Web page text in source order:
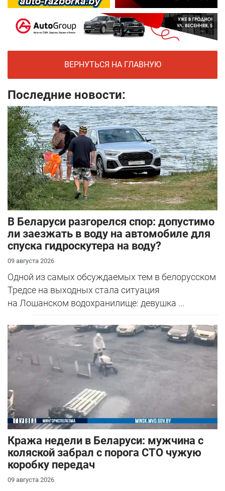
ВЕРНУТЬСЯ НА ГЛАВНУЮ
Последние новости:
В Беларуси разгорелся спор: допустимо
ли заезжать в воду на автомобиле для
спуска гидроскутера на воду?
09 августа 2026
Одной из самых обсуждаемых тем в белорусском
Тредсе на выходных стала ситуация
на Лошанском водохранилище: девушка ...
Кража недели в Беларуси: мужчина с
коляской забрал с порога СТО чужую
коробку передач
09 августа 2026